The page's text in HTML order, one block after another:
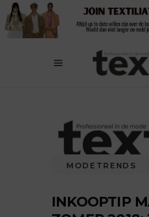
MODETRENDS
INKOOPTIP